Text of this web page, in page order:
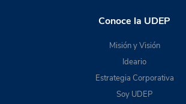
Conoce la UDEP
Misión y Visión
Ideario
Estrategia Corporativa
Soy UDEP